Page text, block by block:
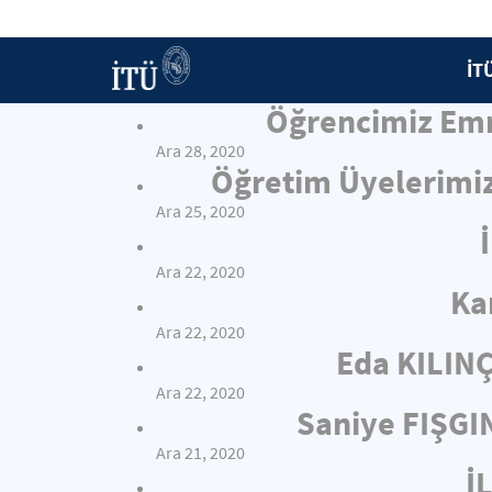
Öğrencimiz
Ara 28, 2020
Öğretim
Ara 25, 2020
Ara 22, 2020
Ara 22, 2020
Eda
Ara 22, 2020
Saniye
Ara 21, 2020